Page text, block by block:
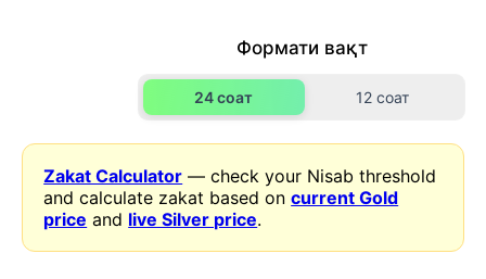
Формати вақт
24 соат 12 соат
Zakat Calculator — check your Nisab threshold
and calculate zakat based oncurrent Gold
price and live Silver price.